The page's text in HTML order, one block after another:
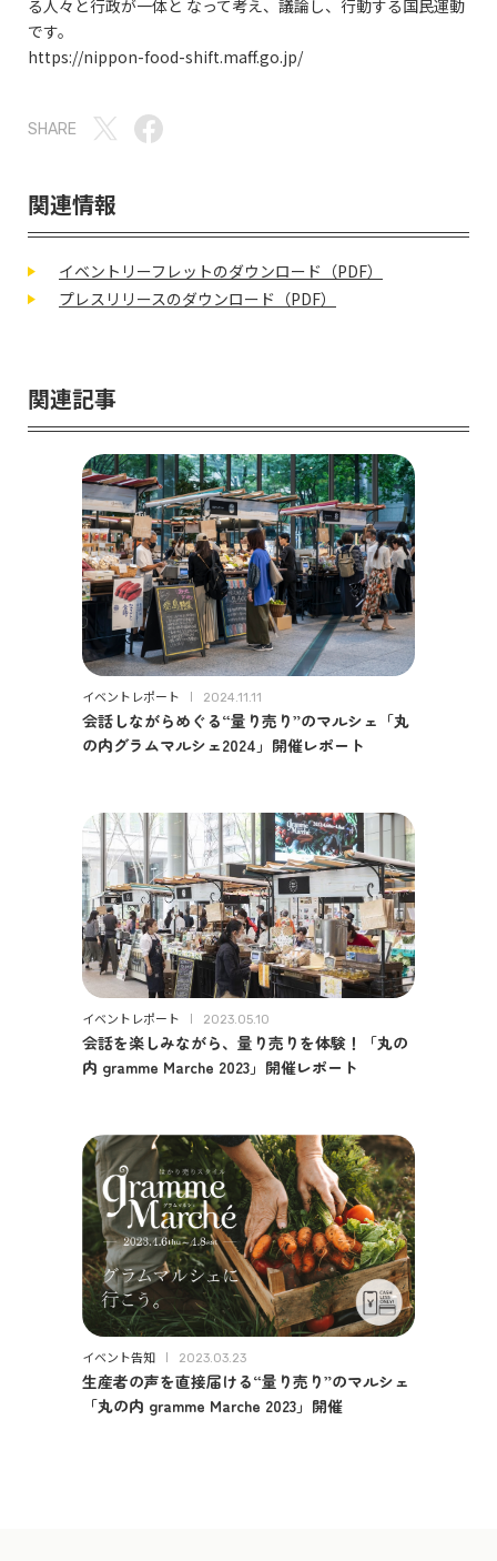
る人々と行政が一体と なって考え、議論し、行動する国民運動
です。
https://nippon-food-shift.maff.go.jp/
SHARE
関連情報
イベントリーフレットのダウンロード（PDF）
プレスリリースのダウンロード（PDF）
関連記事
イベントレポート 2024.11.11
会話しながらめぐる“量り売り”のマルシェ「丸
の内グラムマルシェ2024」開催レポート
イベントレポート 2023.05.10
会話を楽しみながら、量り売りを体験！「丸の
内 gramme Marche 2023」開催レポート
イベント告知 2023.03.23
生産者の声を直接届ける“量り売り”のマルシェ
「丸の内 gramme Marche 2023」開催